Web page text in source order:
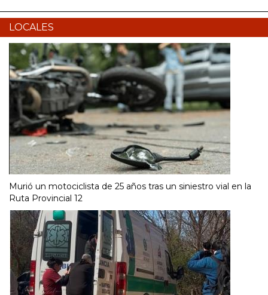
LOCALES
Murió un motociclista de 25 años tras un siniestro vial en la
Ruta Provincial 12